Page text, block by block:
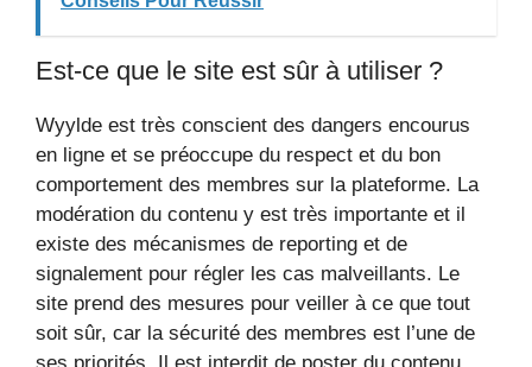
Est-ce que le site est sûr à utiliser ?
Wyylde est très conscient des dangers encourus
en ligne et se préoccupe du respect et du bon
comportement des membres sur la plateforme. La
modération du contenu y est très importante et il
existe des mécanismes de reporting et de
signalement pour régler les cas malveillants. Le
site prend des mesures pour veiller à ce que tout
soit sûr, car la sécurité des membres est l’une de
ses priorités. Il est interdit de poster du contenu